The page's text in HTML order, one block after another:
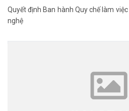
Quyết định Ban hành Quy chế làm
nghệ